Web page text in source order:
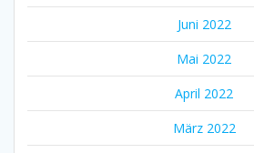
Juni 2022
Mai 2022
April 2022
März 2022